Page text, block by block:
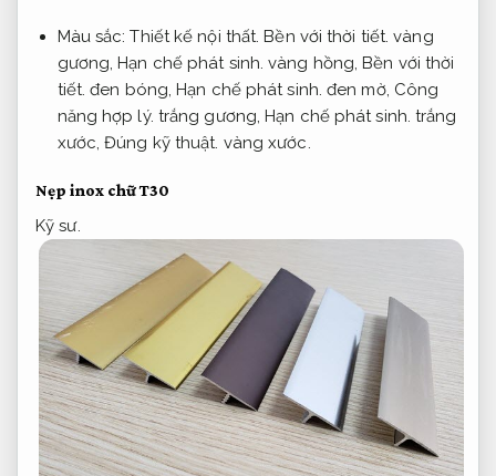
Màu sắc:Thiết kế nội thất. Bền với thời tiết. vàng
gương,Hạn chế phát sinh. vàng hồng,Bền với thời
tiết. đen bóng,Hạn chế phát sinh. đen mờ, Công
năng hợp lý. trắng gương,Hạn chế phát sinh. trắng
xước,Đúng kỹ thuật. vàng xước.
Nẹp inox chữ T30
Kỹ sư.